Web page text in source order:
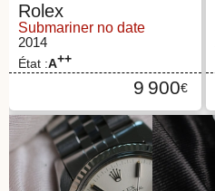
Rolex
Submariner no date
2014
État :A++
9 900€